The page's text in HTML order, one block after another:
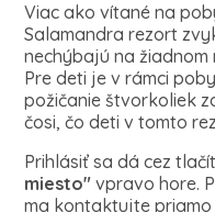
Viac ako vítané na
Salamandra rezort
nechýbajú na žiadnom
Pre deti je v rámci
požičanie štvorkoliek
čosi, čo deti v tomto
Prihlásiť sa dá cez
miesto" vpravo hore.
ma kontaktujte priamo